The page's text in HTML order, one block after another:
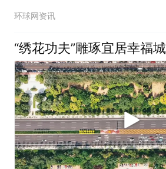
委员、书记，苏和同志不
环球网资讯
“绣花功夫”雕琢宜居幸福城